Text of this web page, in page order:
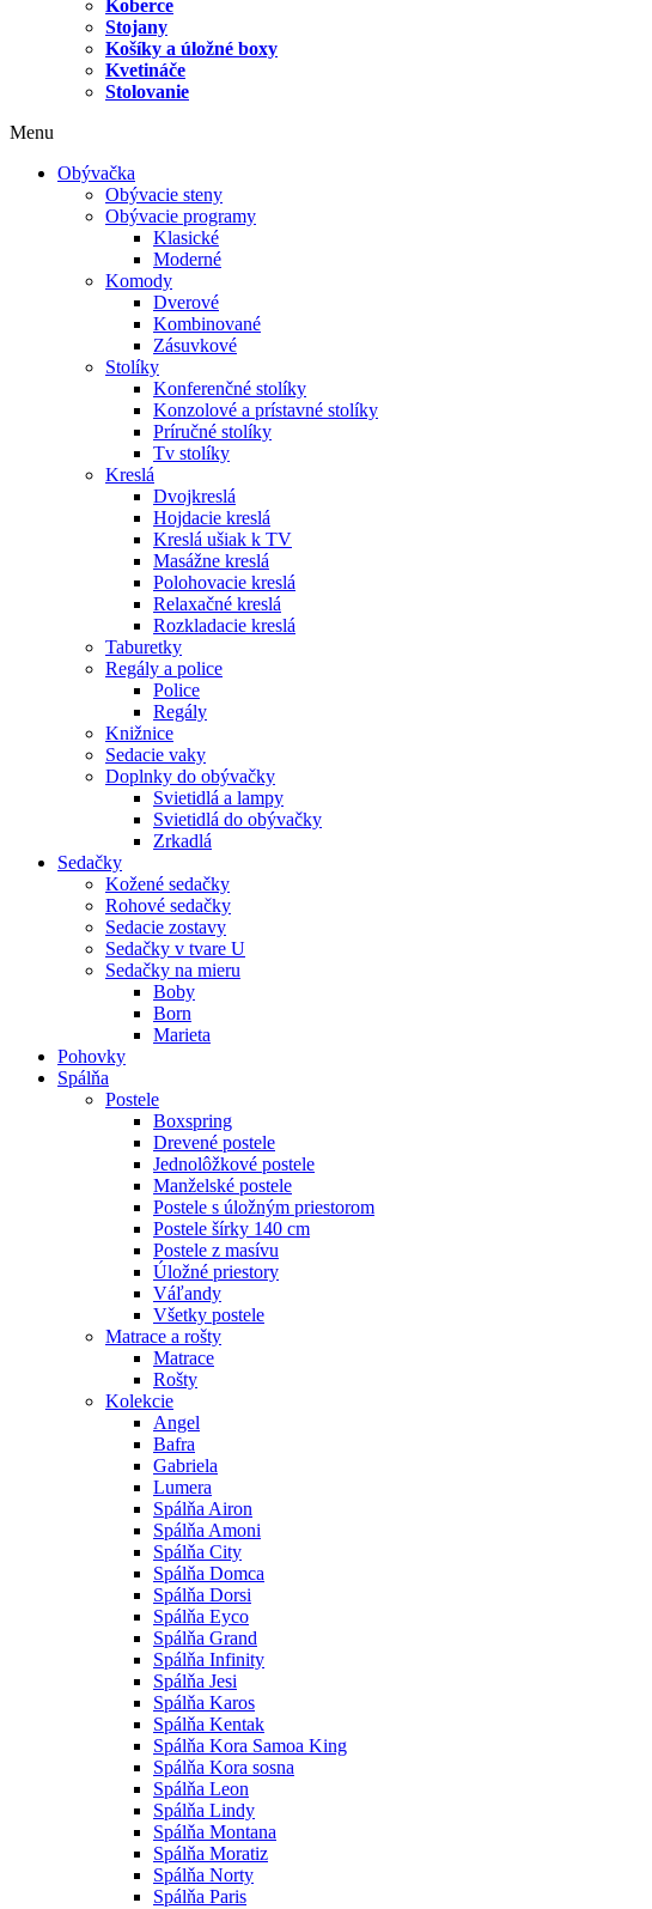
Koberce
Stojany
Košíky a úložné boxy
Kvetináče
Stolovanie
Menu
Obývačka
Obývacie steny
Obývacie programy
Klasické
Moderné
Komody
Dverové
Kombinované
Zásuvkové
Stolíky
Konferenčné stolíky
Konzolové a prístavné stolíky
Príručné stolíky
Tv stolíky
Kreslá
Dvojkreslá
Hojdacie kreslá
Kreslá ušiak k TV
Masážne kreslá
Polohovacie kreslá
Relaxačné kreslá
Rozkladacie kreslá
Taburetky
Regály a police
Police
Regály
Knižnice
Sedacie vaky
Doplnky do obývačky
Svietidlá a lampy
Svietidlá do obývačky
Zrkadlá
Sedačky
Kožené sedačky
Rohové sedačky
Sedacie zostavy
Sedačky v tvare U
Sedačky na mieru
Boby
Born
Marieta
Pohovky
Spálňa
Postele
Boxspring
Drevené postele
Jednolôžkové postele
Manželské postele
Postele s úložným priestorom
Postele šírky 140 cm
Postele z masívu
Úložné priestory
Váľandy
Všetky postele
Matrace a rošty
Matrace
Rošty
Kolekcie
Angel
Bafra
Gabriela
Lumera
Spálňa Airon
Spálňa Amoni
Spálňa City
Spálňa Domca
Spálňa Dorsi
Spálňa Eyco
Spálňa Grand
Spálňa Infinity
Spálňa Jesi
Spálňa Karos
Spálňa Kentak
Spálňa Kora Samoa King
Spálňa Kora sosna
Spálňa Leon
Spálňa Lindy
Spálňa Montana
Spálňa Moratiz
Spálňa Norty
Spálňa Paris